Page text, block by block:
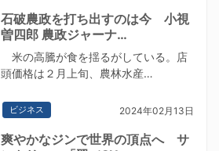
石破農政を打ち出すのは今 小視
曽四郎 農政ジャーナ…
米の高騰が食を揺るがしている。店
頭価格は２月上旬、農林水産…
ビジネス 2024年02月13日
爽やかなジンで世界の頂点へ サ